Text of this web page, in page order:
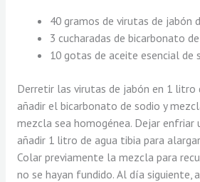
40 gramos de virutas de jabón
3 cucharadas de bicarbonato
10 gotas de aceite esencial de
Derretir las virutas de jabón en 1 litro
añadir el bicarbonato de sodio y
mezcla sea homogénea. Dejar enfriar
añadir 1 litro de agua tibia para
Colar previamente la mezcla para
no se hayan fundido. Al día siguiente,